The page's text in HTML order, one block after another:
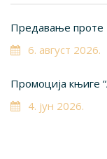
Предавање проте
6. август 2026.
Промоција књиге
4. јун 2026.